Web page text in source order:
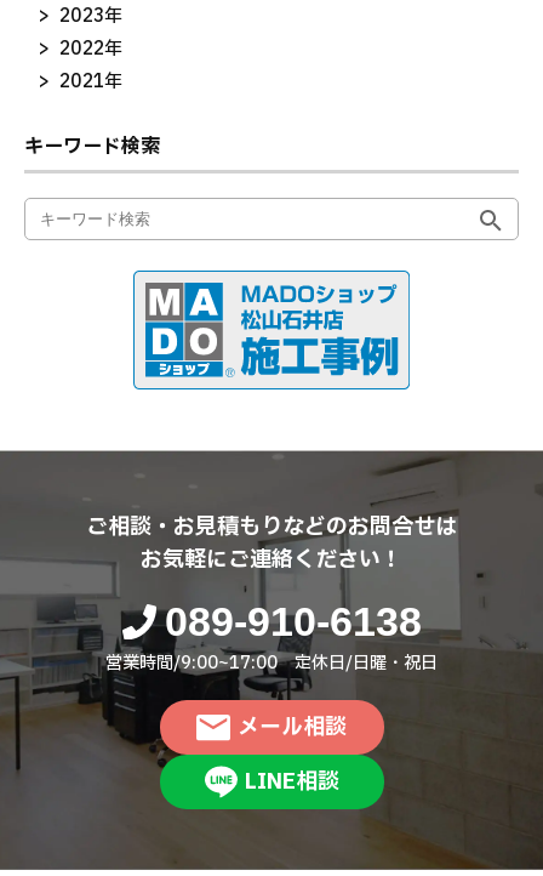
2023年
2022年
2021年
キーワード検索
ご相談・お見積もりなどのお問合せは
お気軽にご連絡ください！
089-910-6138
営業時間/9:00~17:00 定休日/日曜・祝日
メール相談
LINE相談